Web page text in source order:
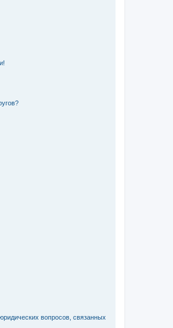
вопросов, связанных